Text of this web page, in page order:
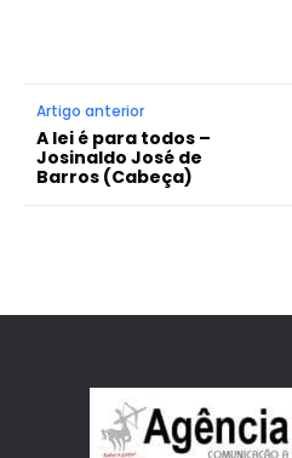
Artigo anterior
A lei é para todos –
Josinaldo José de
Barros (Cabeça)